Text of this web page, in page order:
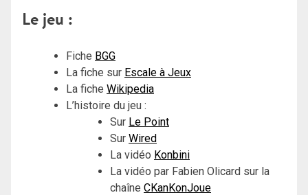
Le jeu :
Fiche BGG
La fiche sur Escale à Jeux
La fiche Wikipedia
L’histoire du jeu :
Sur Le Point
Sur Wired
La vidéo Konbini
La vidéo par Fabien Olicard sur la
chaîne CKanKonJoue